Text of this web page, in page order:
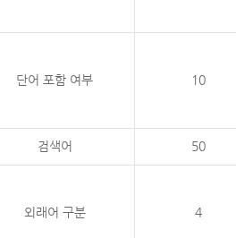
단어 포함 여부 10
검색어 50
외래어 구분 4